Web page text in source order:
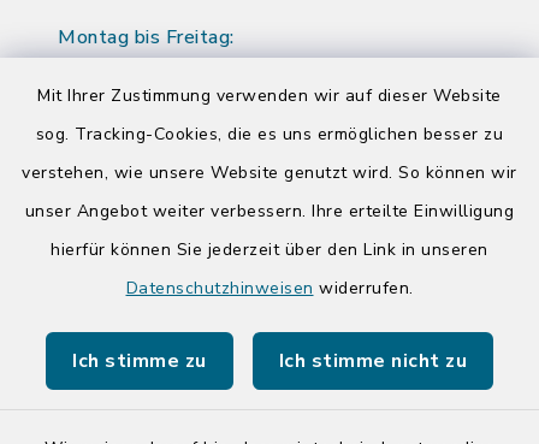
Mit Ihrer Zustimmung verwenden wir auf dieser Website
sog. Tracking-Cookies, die es uns ermöglichen besser zu
verstehen, wie unsere Website genutzt wird. So können wir
unser Angebot weiter verbessern. Ihre erteilte Einwilligung
hierfür können Sie jederzeit über den Link in unseren
Datenschutzhinweisen widerrufen.
Ich stimme zu Ich stimme nicht zu
Montag bis Freitag:
Donnerstag zusätzlich:
14:00-17:00 Uhr
Quicklinks
Tourist-Info der Stadt Bad Segeberg